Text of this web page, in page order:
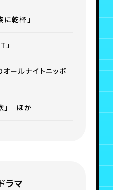
乾杯」
」
ールナイトニッポ
」 ほか
ラマ